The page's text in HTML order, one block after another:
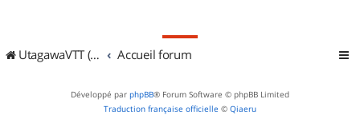
UtagawaVTT (Randos VTT et VTTAE avec traces GPS) Accueil forum
Développé par phpBB® Forum Software © phpBB Limited
Traduction française officielle © Qiaeru